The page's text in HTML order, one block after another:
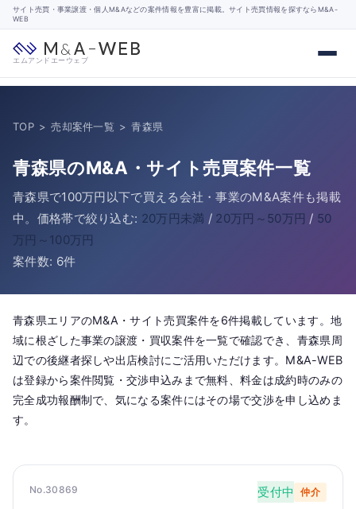
サイト売買・事業譲渡・個人M&Aなどの案件情報を豊富に掲載。サイト売買情報を探すならM&A-
WEB
エムアンドエーウェブ
TOP > 売却案件一覧 > 青森県
青森県のM&A・サイト売買案件一覧
青森県で100万円以下で買える会社・事業のM&A案件も掲載
中。価格帯で絞り込む: 20万円未満 / 20万円～50万円 / 50
万円～100万円
案件数: 6件
青森県エリアのM&A・サイト売買案件を6件掲載しています。地
域に根ざした事業の譲渡・買収案件を一覧で確認でき、青森県周
辺での後継者探しや出店検討にご活用いただけます。M&A-WEB
は登録から案件閲覧・交渉申込みまで無料、料金は成約時のみの
完全成功報酬制で、気になる案件にはその場で交渉を申し込めま
す。
No.30869 受付中 仲介